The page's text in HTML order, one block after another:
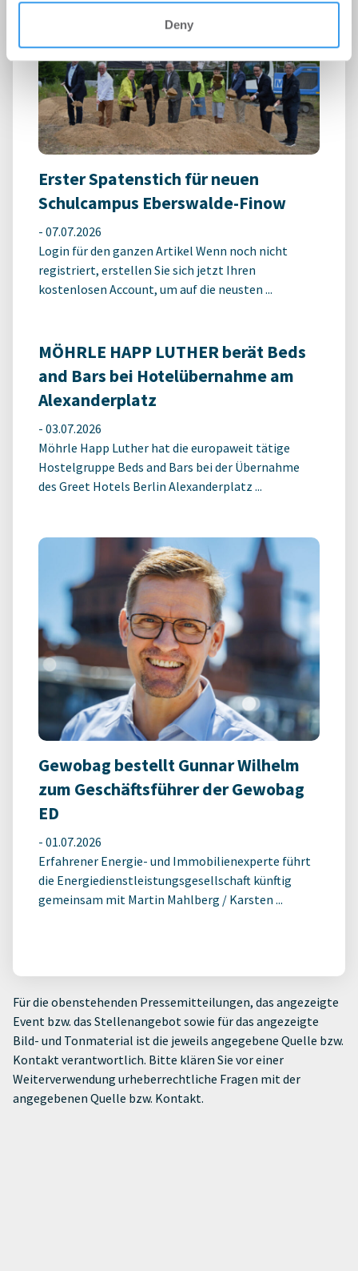
Deny
Erster Spatenstich für neuen
Schulcampus Eberswalde-Finow
- 07.07.2026
Login für den ganzen Artikel Wenn noch nicht
registriert, erstellen Sie sich jetzt Ihren
kostenlosen Account, um auf die neusten ...
MÖHRLE HAPP LUTHER berät Beds
and Bars bei Hotelübernahme am
Alexanderplatz
- 03.07.2026
Möhrle Happ Luther hat die europaweit tätige
Hostelgruppe Beds and Bars bei der Übernahme
des Greet Hotels Berlin Alexanderplatz ...
Gewobag bestellt Gunnar Wilhelm
zum Geschäftsführer der Gewobag
ED
- 01.07.2026
Erfahrener Energie- und Immobilienexperte führt
die Energiedienstleistungsgesellschaft künftig
gemeinsam mit Martin Mahlberg / Karsten ...
Für die obenstehenden Pressemitteilungen, das angezeigte
Event bzw. das Stellenangebot sowie für das angezeigte
Bild- und Tonmaterial ist die jeweils angegebene Quelle bzw.
Kontakt verantwortlich. Bitte klären Sie vor einer
Weiterverwendung urheberrechtliche Fragen mit der
angegebenen Quelle bzw. Kontakt.